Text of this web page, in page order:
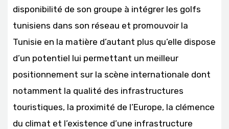
disponibilité de son groupe à intégrer les golfs
tunisiens dans son réseau et promouvoir la
Tunisie en la matière d’autant plus qu’elle dispose
d’un potentiel lui permettant un meilleur
positionnement sur la scène internationale dont
notamment la qualité des infrastructures
touristiques, la proximité de l’Europe, la clémence
du climat et l’existence d’une infrastructure